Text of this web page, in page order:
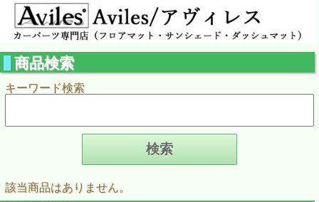
商品検索
キーワード検索
該当商品はありません。